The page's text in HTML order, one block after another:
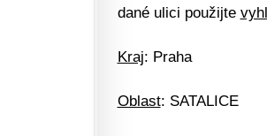
dané ulici použijte
Kraj: Praha
Oblast: SATALICE